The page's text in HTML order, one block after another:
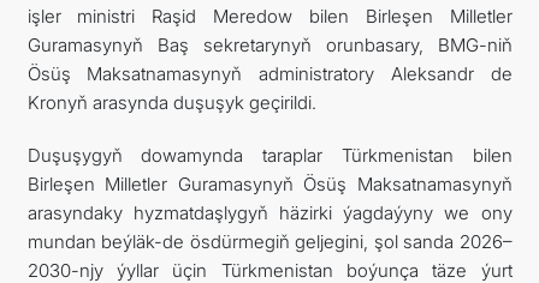
işler ministri Raşid Meredow bilen Birleşen Milletler
Guramasynyň Baş sekretarynyň orunbasary, BMG-niň
Ösüş Maksatnamasynyň administratory Aleksandr de
Kronyň arasynda duşuşyk geçirildi.
Duşuşygyň dowamynda taraplar Türkmenistan bilen
Birleşen Milletler Guramasynyň Ösüş Maksatnamasynyň
arasyndaky hyzmatdaşlygyň häzirki ýagdaýyny we ony
mundan beýläk-de ösdürmegiň geljegini, şol sanda 2026–
2030-njy ýyllar üçin Türkmenistan boýunça täze ýurt